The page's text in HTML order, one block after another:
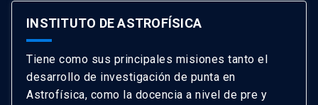
INSTITUTO DE ASTROFÍSICA
Tiene como sus principales misiones tanto el
desarrollo de investigación de punta en
Astrofísica, como la docencia a nivel de pre y